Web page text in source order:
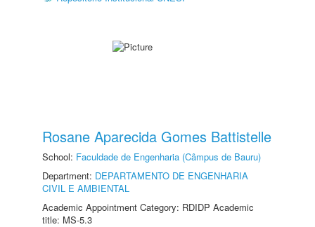
Rosane Aparecida Gomes Battistelle
School: Faculdade de Engenharia (Câmpus de Bauru)
Department: DEPARTAMENTO DE ENGENHARIA
CIVIL E AMBIENTAL
Academic Appointment Category: RDIDP Academic
title: MS-5.3